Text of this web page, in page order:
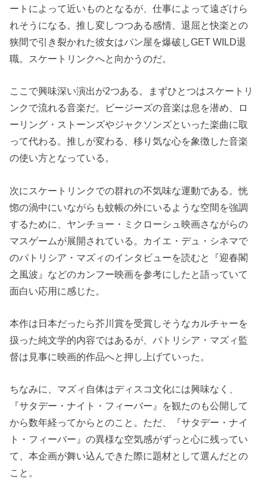
ートによって近いものとなるが、仕事によって遠ざけら
れそうになる。推し変しつつある感情、退屈と快楽との
狭間で引き裂かれた彼女はパン屋を爆破しGET WILD退
職。スケートリンクへと向かうのだ。
ここで興味深い演出が2つある。まずひとつはスケートリ
ンクで流れる音楽だ。ビージーズの音楽は息を潜め、ロ
ーリング・ストーンズやジャクソンズといった楽曲に取
って代わる。推しが変わる、移り気な心を象徴した音楽
の使い方となっている。
次にスケートリンクでの群れの不気味な運動である。恍
惚の渦中にいながらも蚊帳の外にいるような空間を強調
するために、ヤンチョー・ミクローシュ映画さながらの
マスゲームが展開されている。カイエ・デュ・シネマで
のパトリシア・マズィのインタビューを読むと『迎春閣
之風波』などのカンフー映画を参考にしたと語っていて
面白い応用に感じた。
本作は日本だったら芥川賞を受賞しそうなカルチャーを
扱った純文学的内容ではあるが、パトリシア・マズィ監
督は見事に映画的作品へと押し上げていった。
ちなみに、マズィ自体はディスコ文化には興味なく、
『サタデー・ナイト・フィーバー』を観たのも公開して
から数年経ってからとのこと。ただ、『サタデー・ナイ
ト・フィーバー』の異様な空気感がずっと心に残ってい
て、本企画が舞い込んできた際に題材として選んだとの
こと。